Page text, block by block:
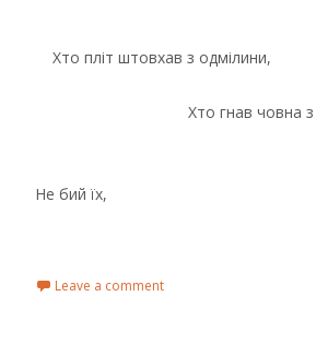
Хто пліт штовхав з одмілини,
Хто гнав човна з
Не бий їх,
Leave a comment